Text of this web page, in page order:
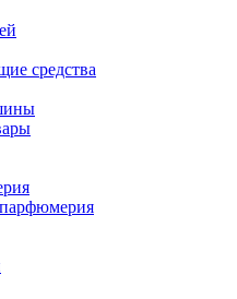
средства